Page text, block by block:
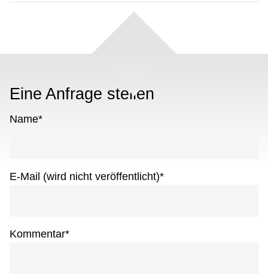
Eine Anfrage stellen
Name*
E-Mail (wird nicht veröffentlicht)*
Kommentar*